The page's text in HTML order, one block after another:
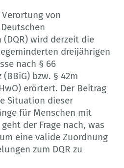
von
wird derzeit die
dreijährigen
nach § 66
bzw. § 42m
erörtert. Der Beitrag
Situation dieser
für Menschen mit
der Frage nach, was
eine valide Zuordnung
zum DQR zu